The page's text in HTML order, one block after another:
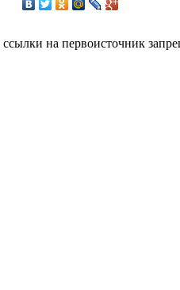
на первоисточник